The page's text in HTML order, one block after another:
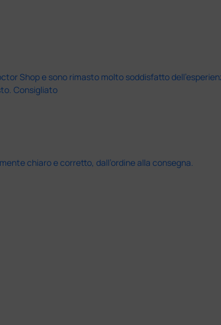
Shop e sono rimasto molto soddisfatto
Consigliato
chiaro e corretto, dall’ordine alla consegna.